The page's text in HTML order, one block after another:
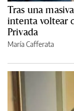
Tras una
intenta voltear
Privada
María Cafferata